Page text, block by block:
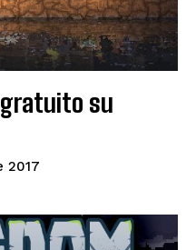
su
2017